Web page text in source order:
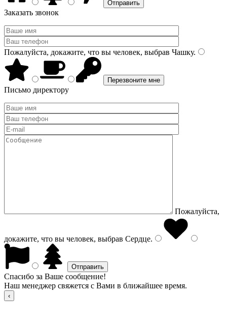
Заказать звонок
Пожалуйста, докажите, что вы человек, выбрав Чашку.
Письмо директору
Пожалуйста,
докажите, что вы человек, выбрав Сердце.
Спасибо за Ваше сообщение!
Наш менеджер свяжется с Вами в ближайшее время.